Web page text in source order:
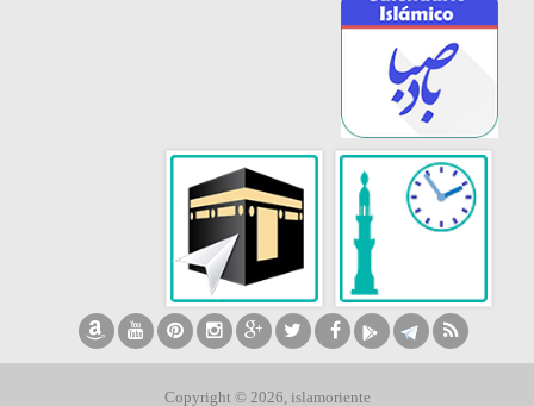
Copyright © 2026, islamoriente